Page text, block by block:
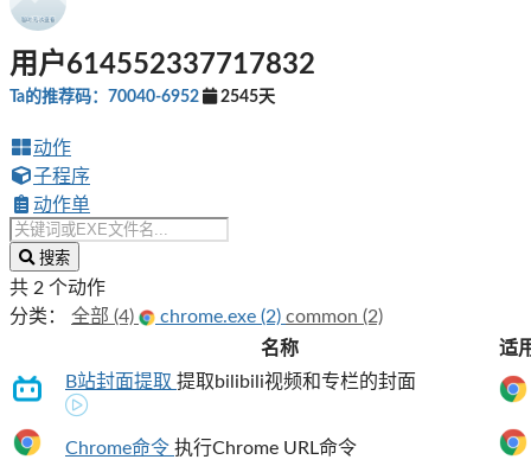
用户614552337717832
Ta的推荐码：70040-6952 2545天
动作
子程序
动作单
搜索
共 2 个动作
分类：
全部 (4) chrome.exe (2) common (2)
名称
适
B站封面提取 提取bilibili视频和专栏的封面
Chrome命令 执行Chrome URL命令